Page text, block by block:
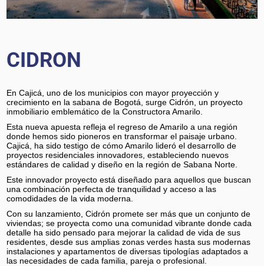
CIDRON
En Cajicá, uno de los municipios con mayor proyección y
crecimiento en la sabana de Bogotá, surge Cidrón, un proyecto
inmobiliario emblemático de la Constructora Amarilo.
Esta nueva apuesta refleja el regreso de Amarilo a una región
donde hemos sido pioneros en transformar el paisaje urbano.
Cajicá, ha sido testigo de cómo Amarilo lideró el desarrollo de
proyectos residenciales innovadores, estableciendo nuevos
estándares de calidad y diseño en la región de Sabana Norte.
Este innovador proyecto está diseñado para aquellos que buscan
una combinación perfecta de tranquilidad y acceso a las
comodidades de la vida moderna.
Con su lanzamiento, Cidrón promete ser más que un conjunto de
viviendas; se proyecta como una comunidad vibrante donde cada
detalle ha sido pensado para mejorar la calidad de vida de sus
residentes, desde sus amplias zonas verdes hasta sus modernas
instalaciones y apartamentos de diversas tipologías adaptados a
las necesidades de cada familia, pareja o profesional.